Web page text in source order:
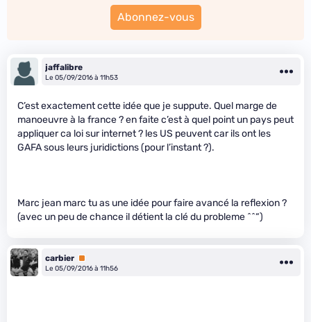
Abonnez-vous
jaffalibre
Le 05/09/2016 à 11h53
C’est exactement cette idée que je suppute. Quel marge de
manoeuvre à la france ? en faite c’est à quel point un pays peut
appliquer ca loi sur internet ? les US peuvent car ils ont les
GAFA sous leurs juridictions (pour l’instant ?).
Marc jean marc tu as une idée pour faire avancé la reflexion ?
(avec un peu de chance il détient la clé du probleme ^^“)
carbier Premium
Le 05/09/2016 à 11h56